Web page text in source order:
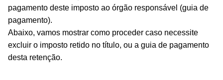
pagamento deste imposto ao órgão responsável (guia de
pagamento).
Abaixo, vamos mostrar como proceder caso necessite
excluir o imposto retido no título, ou a guia de pagamento
desta retenção.